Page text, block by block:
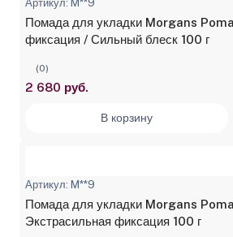
Артикул: M**9
Помада для укладки Morgans
фиксация / Сильный блеск 100 г
(0)
2 680 руб.
В корзину
Артикул: M**9
Помада для укладки Morgans
Экстрасильная фиксация 100 г